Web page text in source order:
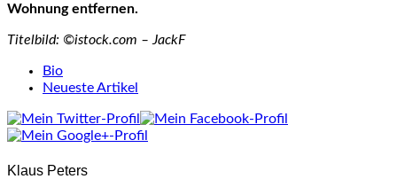
Wohnung entfernen.
Titelbild: ©istock.com – JackF
following
tabs
change
below.
Bio
Neueste Artikel
Klaus Peters